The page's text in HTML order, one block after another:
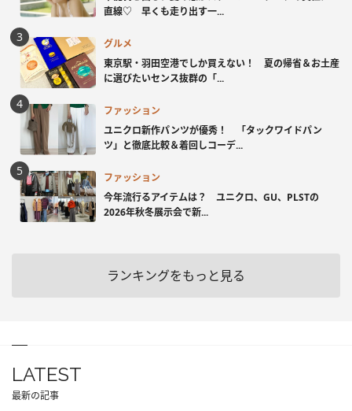
直線♡ 早くも走り出す一...
グルメ
東京駅・羽田空港でしか買えない！ 夏の帰省＆お土産
に選びたいセンス抜群の「...
ファッション
ユニクロ新作パンツが優秀！ 「タックワイドパン
ツ」と徹底比較＆着回しコーデ...
ファッション
今年流行るアイテムは？ ユニクロ、GU、PLSTの
2026年秋冬展示会で新...
ランキングをもっと見る
LATEST
最新の記事